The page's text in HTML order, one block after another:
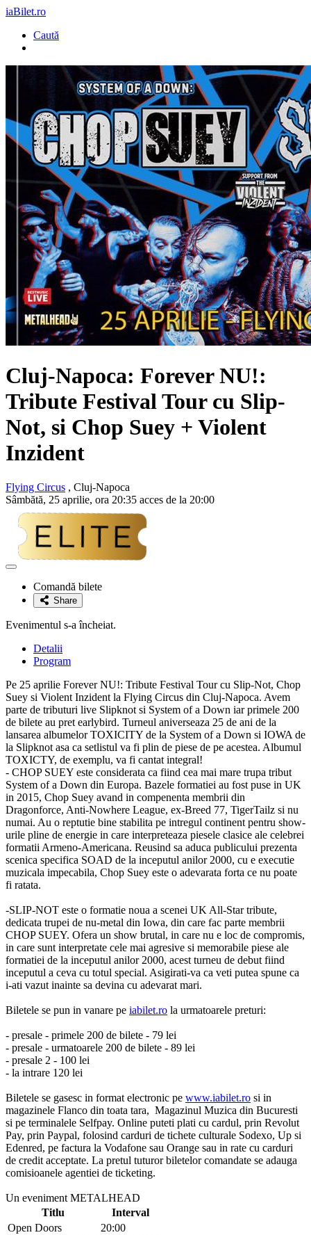
iaBilet.ro
Caută
Cluj-Napoca: Forever NU!:
Tribute Festival Tour cu Slip-
Not, si Chop Suey + Violent
Inzident
Flying Circus , Cluj-Napoca
Sâmbătă, 25 aprilie, ora 20:35 acces de la 20:00
Adaugă
favoriteComandă bilete
Share
Evenimentul s-a încheiat.
Detalii
Program
Pe 25 aprilie Forever NU!: Tribute Festival Tour cu Slip-Not, Chop
Suey si Violent Inzident la Flying Circus din Cluj-Napoca. Avem
parte de tributuri live Slipknot si System of a Down iar primele 200
de bilete au pret earlybird. Turneul aniverseaza 25 de ani de la
lansarea albumelor TOXICITY de la System of a Down si IOWA de
la Slipknot asa ca setlistul va fi plin de piese de pe acestea. Albumul
TOXICTY, de exemplu, va fi cantat integral!
- CHOP SUEY este considerata ca fiind cea mai mare trupa tribut
System of a Down din Europa. Bazele formatiei au fost puse in UK
in 2015, Chop Suey avand in compenenta membrii din
Dragonforce, Anti-Nowhere League, ex-Breed 77, TigerTailz si nu
numai. Au o reptutie bine stabilita pe intregul continent pentru show-
urile pline de energie in care interpreteaza piesele clasice ale celebrei
formatii Armeno-Americana. Reusind sa aduca publicului prezenta
scenica specifica SOAD de la inceputul anilor 2000, cu e executie
muzicala impecabila, Chop Suey este o adevarata forta ce nu poate
fi ratata.
-SLIP-NOT este o formatie noua a scenei UK All-Star tribute,
dedicata trupei de nu-metal din Iowa, din care fac parte membrii
CHOP SUEY. Ofera un show brutal, in care nu e loc de compromis,
in care sunt interpretate cele mai agresive si memorabile piese ale
formatiei de la inceputul anilor 2000, acest turneu de debut fiind
inceputul a ceva cu totul special. Asigirati-va ca veti putea spune ca
i-ati vazut inainte sa devina cu adevarat mari.
Biletele se pun in vanare pe iabilet.ro la urmatoarele preturi:
- presale - primele 200 de bilete - 79 lei
- presale - urmatoarele 200 de bilete - 89 lei
- presale 2 - 100 lei
- la intrare 120 lei
Biletele se gasesc in format electronic pe www.iabilet.ro si in
magazinele Flanco din toata tara, Magazinul Muzica din Bucuresti
si pe terminalele Selfpay. Online puteti plati cu cardul, prin Revolut
Pay, prin Paypal, folosind carduri de tichete culturale Sodexo, Up si
Edenred, pe factura la Vodafone sau Orange sau in rate cu carduri
de credit acceptate. La pretul tuturor biletelor comandate se adauga
comisioanele agentiei de ticketing.
Un eveniment METALHEAD
Titlu
Interval
Open Doors
20:00